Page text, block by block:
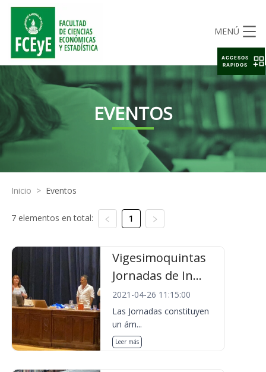
MENÚ
EVENTOS
Inicio > Eventos
7 elementos en total: 1
Vigesimoquintas
Jornadas de In...
2021-04-26 11:15:00
Las Jornadas constituyen
un ám...
Leer más
ACCESOS
RAPIDOS